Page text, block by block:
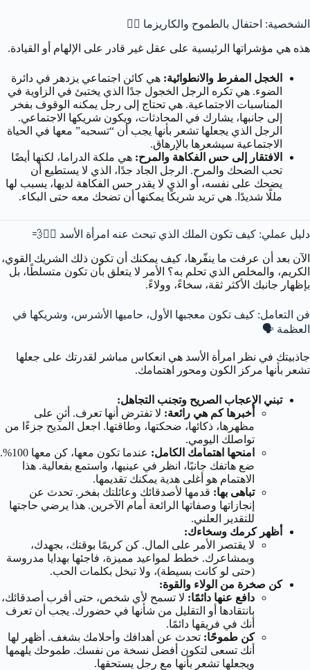
الشخصية: احتفال بالطموح والكاريزما 🧘‍♂️
هذه هي مؤشراتها الرئيسية على عقل غير قادر على الإلهام أو القيادة.
الخجل المفرط والانطوائية: هي كائن اجتماعي يزدهر في دائرة
الضوء. هي تكره الرجل الخجول جدًا الذي يختبئ في الزاوية في
المناسبات الاجتماعية. هي تحتاج إلى رجل يمكنه الوقوف بفخر
إلى جانبها، يشارك في المحادثات، ويكون شريكها الاجتماعي.
الرجل الذي يجعلها تشعر بأنها يجب أن “تسحبه” معها في الحياة
الاجتماعية سيشعرها بالإرهاق.
الافتقار إلى حس الفكاهة والمرح: هي ملكة الدراما، لكنها أيضًا
تحب الضحك والمرح. الرجل الجاد جدًا، الذي لا يستطيع أن
يضحك على نفسه، أو الذي لا يقدر حس الفكاهة لديها، يسبب لها
مللًا شديدًا. هي تريد شريكًا يمكنها أن تضحك معه حتى البكاء.
دليل عملي: كيف تكون الملك الذي تبحث عنه امرأة الأسد 🏃‍♂️💨
الآن بعد أن عرفت ما ينفّرها، كيف يمكنك أن تكون ذلك الشريك القوي،
الكريم، والمخلص الذي تحلم به؟ الأمر لا يتعلق بأن تكون متسلطًا، بل
بإظهار جانبك الأكثر ثقة، سخاءً، وولاءً.
فن التعامل: كيف تكون معجبها الأول، حاميها الأشرس، وشريكها في
العظمة 🗣️
جاذبيتك في نظر امرأة الأسد هي انعكاس مباشر لقدرتك على جعلها
تشعر بأنها مركز الكون ومحور اهتمامك.
تبني الإعجاب الصريح وتجنب التجاهل:
أخبرها كم هي رائعة: لا تفترض أنها تعرف. أثنِ على
مظهرها، ذكائها، ضحكتها، وطاقتها. اجعل المديح جزءًا من
تواصلك اليومي.
امنحها اهتمامك الكامل:
عندما تكون معها، كن معها 100%.
ضع هاتفك جانبًا، انظر في عينيها، واستمع بفعالية. هذا
الاهتمام هو أغلى هدية يمكنك تقديمها.
تباهى بها: قدمها لأصدقائك وعائلتك بفخر. تحدث عن
إنجازاتها وصفاتها الرائعة أمام الآخرين. هذا يرضي حاجتها
للتقدير العلني.
أظهر كرمك وسخاءك:
لا يقتصر الأمر على المال. كن كريمًا بوقتك، بجهدك،
وبمشاعرك. خطط لمواعيد مميزة، فاجئها بهدايا مدروسة
(حتى لو كانت بسيطة)، ولا تبخل بكلمات الحب.
كن صخرة من الولاء والقوة:
دافع عنها دائمًا: لا تسمح لأي شخص، حتى أقرب أصدقائك،
بانتقادها أو التقليل من شأنها في حضورك. يجب أن تعرف
أنك في فريقها دائمًا.
كن طموحًا: تحدث عن أهدافك وأحلامك بشغف. أظهر لها
أنك تسعى لتكون أفضل نسخة من نفسك. طموحك يلهمها
ويجعلها تشعر بأنها مع رجل يستحقها.